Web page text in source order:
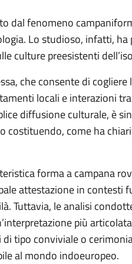
dal fenomeno
Lo studioso, infatti,
culture preesistenti
che consente di
locali e interazioni
diffusione culturale, è
costituendo, come ha
forma a campana
attestazione in contesti
Tuttavia, le analisi
più
tipo conviviale o
al mondo indoeuropeo.